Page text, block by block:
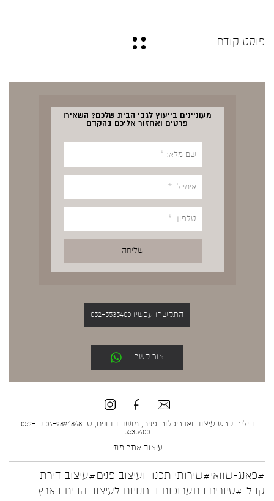
פוסט קודם
מעוניינים בייעוץ לגבי הבית שלכם? השאירו
פרטים ואחזור אליכם בהקדם
התקשרו עכשיו 052-5535400
צור קשר
הילית קרש עיצוב ואדריכלות פנים, מושב הבונים, ט: 04-9894848 נ: 052-
5535400
עיצוב אתר מוזי
#פאנג-שוואי#שירותי תכנון ועיצוב פנים#עיצוב דירת
קבלן #סיורים בתערוכות ובחנויות לעיצוב הבית בארץ